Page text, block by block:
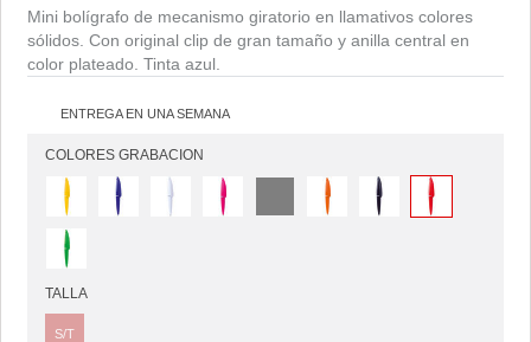
Mini bolígrafo de mecanismo giratorio en llamativos colores
sólidos. Con original clip de gran tamaño y anilla central en
color plateado. Tinta azul.
ENTREGA EN UNA SEMANA
COLORES GRABACION
TALLA
S/T